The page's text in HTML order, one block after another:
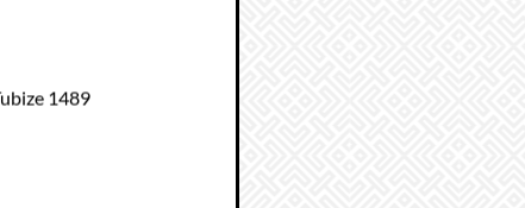
1489